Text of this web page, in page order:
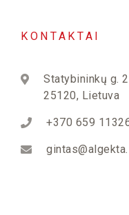
KONTAKTAI
Statybininkų g.
25120, Lietuva
+370 659